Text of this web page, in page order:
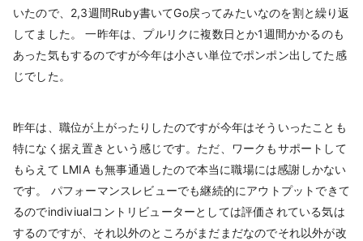
いたので、2,3週間Ruby書いてGo戻ってみたいなのを割と繰り返
してました。 一昨年は、プルリクに複数日とか1週間かかるのも
あった気もするのですが今年は小さい単位でポンポン出してた感
じでした。
昨年は、職位が上がったりしたのですが今年はそういったことも
特になく据え置きという感じです。ただ、ワークもサポートして
もらえて LMIA も無事通過したので本当に職場には感謝しかない
です。 パフォーマンスレビューでも継続的にアウトプットできて
るのでindiviualコントリビューターとしては評価されている気は
するのですが、それ以外のところがまだまだなのでそれ以外が改